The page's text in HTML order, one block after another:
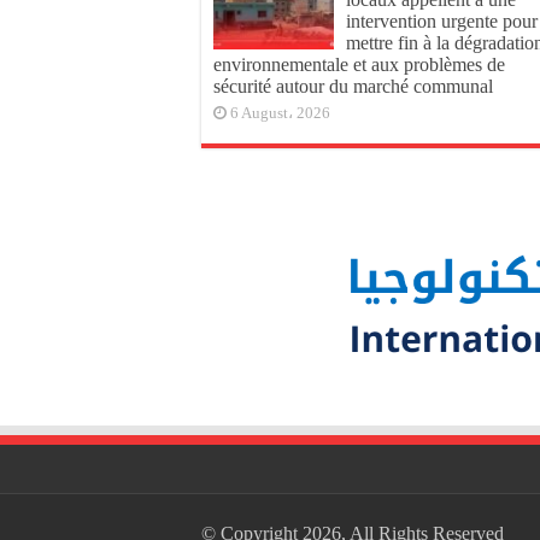
intervention urgente pour
mettre fin à la
environnementale et aux problèmes de
sécurité autour du marché communal
6 August، 2026
© Copyright 2026, All Rights Reserved